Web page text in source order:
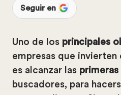
Seguir en
Uno de los principales
empresas que invierten
es alcanzar las
buscadores, para